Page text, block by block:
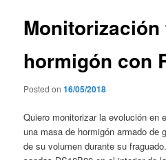
hormigón con
Posted on16/05/2018
Quiero monitorizar la evolución en
una masa de hormigón armado de
de su volumen durante su